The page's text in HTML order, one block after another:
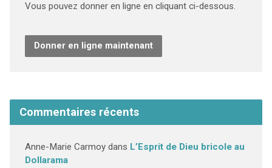
Vous pouvez donner en ligne en cliquant ci-dessous.
Donner en ligne maintenant
Commentaires récents
Anne-Marie Carmoydans L’Esprit de Dieu bricole au
Dollarama